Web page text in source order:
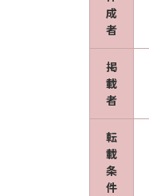
成
者
掲
載
者
転
載
条
件